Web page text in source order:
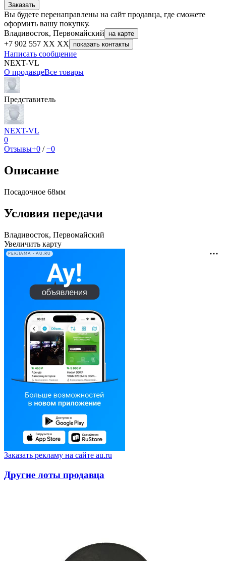
Заказать
Вы будете перенаправлены на сайт продавца, где сможете
оформить вашу покупку.
Владивосток, Первомайский
на карте
+7 902 557 XX XX показать контакты
Написать сообщение
NEXT-VL
О продавцеВсе товары
Представитель
NEXT-VL
0
Отзывы+0 /−0
Описание
Посадочное 68мм
Условия передачи
Владивосток, Первомайский
Увеличить карту
РЕКЛАМА • AU.RU
Заказать рекламу на сайте au.ru
Другие лоты продавца